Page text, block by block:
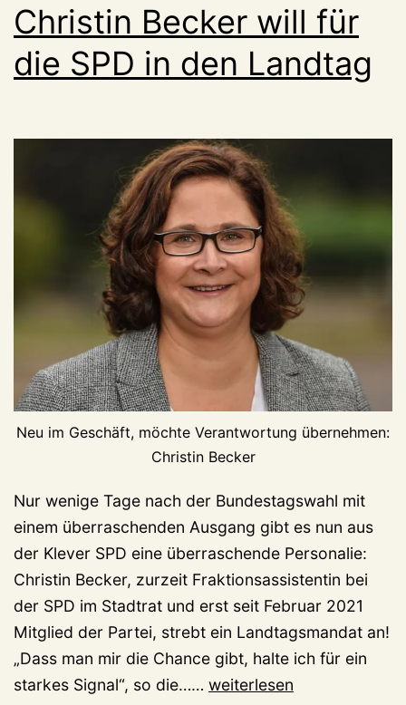
Christin Becker will für
die SPD in den Landtag
Neu im Geschäft, möchte Verantwortung übernehmen:
Christin Becker
Nur wenige Tage nach der Bundestagswahl mit
einem überraschenden Ausgang gibt es nun aus
der Klever SPD eine überraschende Personalie:
Christin Becker, zurzeit Fraktionsassistentin bei
der SPD im Stadtrat und erst seit Februar 2021
Mitglied der Partei, strebt ein Landtagsmandat an!
„Dass man mir die Chance gibt, halte ich für ein
starkes Signal“, so die…… Christin
weiterlesen